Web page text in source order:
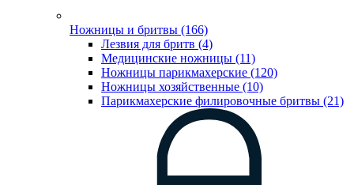
Ножницы и бритвы (166)
Лезвия для бритв (4)
Медицинские ножницы (11)
Ножницы парикмахерские (120)
Ножницы хозяйственные (10)
Парикмахерские филировочные бритвы (21)